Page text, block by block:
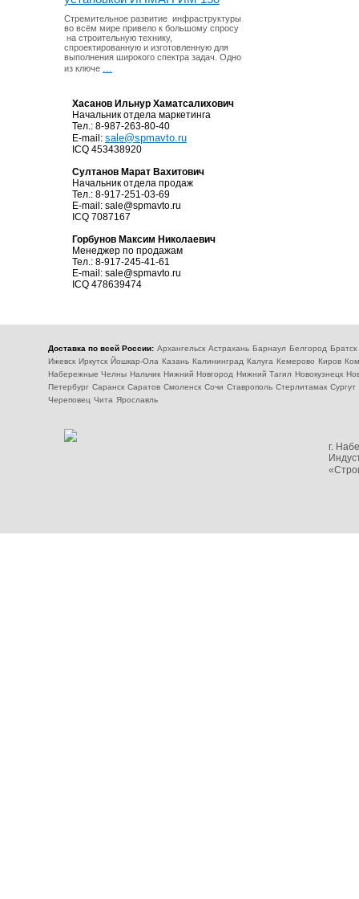
Стремительное развитие инфраструктуры
во всём мире привело к большому спросу
на строительную технику,
спроектированную и изготовленную для
выполнения широкого спектра задач. Одно
из ключе
Хасанов Ильнур Хаматсалихович
Начальник отдела маркетинга
Тел.: 8-987-263-80-40
E-mail: sale@spmavto.ru
ICQ 453438920
Султанов Марат Вахитович
Начальник отдела продаж
Тел.: 8-917-251-03-69
E-mail: sale@spmavto.ru
ICQ 7087167
Горбунов Максим Николаевич
Менеджер по продажам
Тел.: 8-917-245-41-61
E-mail: sale@spmavto.ru
ICQ 478639474
Доставка по всей России: Архангельск Астрахань Барнаул Белгород Братск
Ижевск Иркутск Йошкар-Ола Казань Калининград Калуга Кемерово Киров
Набережные Челны Нальчик Нижний Новгород Нижний Тагил Новокузнецк
Петербург Саранск Саратов Смоленск Сочи Ставрополь Стерлитамак Сургут
Череповец Чита Ярославль
г.